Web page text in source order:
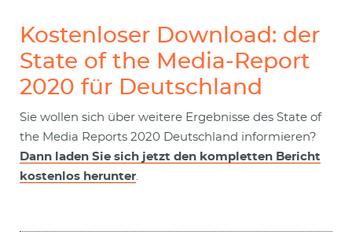
Kostenloser Download: der
State of the Media-Report
2020 für Deutschland
Sie wollen sich über weitere Ergebnisse des State of
the Media Reports 2020 Deutschland informieren?
Dann laden Sie sich jetzt den kompletten Bericht
kostenlos herunter